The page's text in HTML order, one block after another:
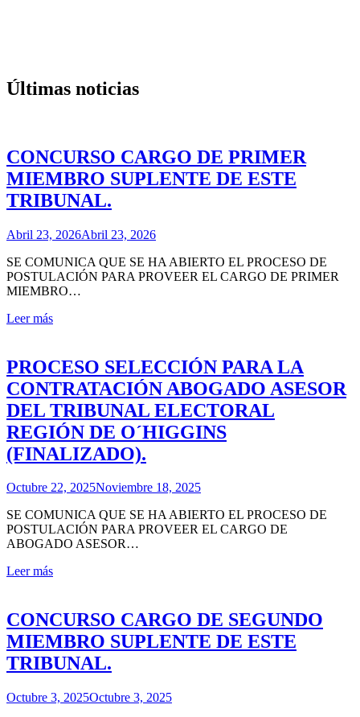
Últimas noticias
CONCURSO CARGO DE PRIMER
MIEMBRO SUPLENTE DE ESTE
TRIBUNAL.
Abril 23, 2026Abril 23, 2026
SE COMUNICA QUE SE HA ABIERTO EL PROCESO DE
POSTULACIÓN PARA PROVEER EL CARGO DE PRIMER
MIEMBRO…
Leer más
PROCESO SELECCIÓN PARA LA
CONTRATACIÓN ABOGADO ASESOR
DEL TRIBUNAL ELECTORAL
REGIÓN DE O´HIGGINS
(FINALIZADO).
Octubre 22, 2025Noviembre 18, 2025
SE COMUNICA QUE SE HA ABIERTO EL PROCESO DE
POSTULACIÓN PARA PROVEER EL CARGO DE
ABOGADO ASESOR…
Leer más
CONCURSO CARGO DE SEGUNDO
MIEMBRO SUPLENTE DE ESTE
TRIBUNAL.
Octubre 3, 2025Octubre 3, 2025